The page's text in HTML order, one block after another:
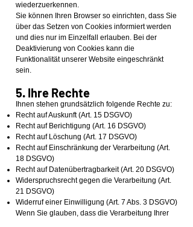
wiederzuerkennen.
Sie können Ihren Browser so einrichten, dass Sie
über das Setzen von Cookies informiert werden
und dies nur im Einzelfall erlauben. Bei der
Deaktivierung von Cookies kann die
Funktionalität unserer Website eingeschränkt
sein.
5. Ihre Rechte
Ihnen stehen grundsätzlich folgende Rechte zu:
Recht auf Auskunft (Art. 15 DSGVO)
Recht auf Berichtigung (Art. 16 DSGVO)
Recht auf Löschung (Art. 17 DSGVO)
Recht auf Einschränkung der Verarbeitung (Art.
18 DSGVO)
Recht auf Datenübertragbarkeit (Art. 20 DSGVO)
Widerspruchsrecht gegen die Verarbeitung (Art.
21 DSGVO)
Widerruf einer Einwilligung (Art. 7 Abs. 3 DSGVO)
Wenn Sie glauben, dass die Verarbeitung Ihrer